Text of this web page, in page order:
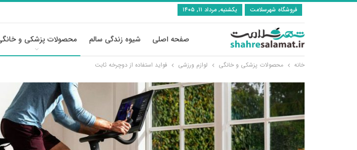
فروشگاه شهرسلامت یکشنبه, مرداد ۱۱, ۱۴۰۵
صفحه اصلی شیوه زندگی سالم محصولات پزشکی و
خانه محصولات پزشکی و خانگی لوازم ورزشی فواید استفاده از دوچرخه ثابت